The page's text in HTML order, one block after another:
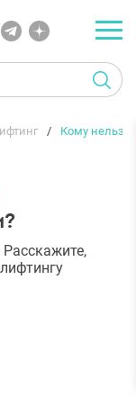
Кому нельзя